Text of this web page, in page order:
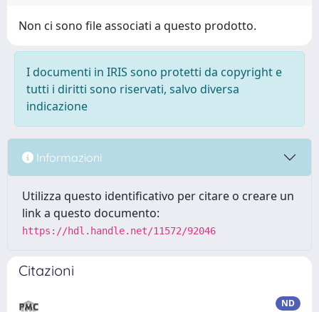
Non ci sono file associati a questo prodotto.
I documenti in IRIS sono protetti da copyright e
tutti i diritti sono riservati, salvo diversa
indicazione
Informazioni
Utilizza questo identificativo per citare o creare un
link a questo documento:
https://hdl.handle.net/11572/92046
Citazioni
ND